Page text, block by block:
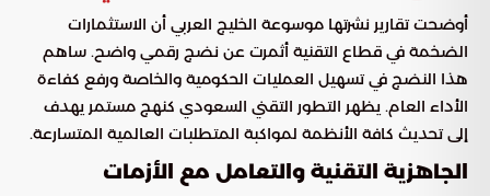
أوضحت تقارير نشرتها موسوعة الخليج العربي أن الاستثمارات
الضخمة في قطاع التقنية أثمرت عن نضج رقمي واضح. ساهم
هذا النضج في تسهيل العمليات الحكومية والخاصة ورفع كفاءة
الأداء العام. يظهر التطور التقني السعودي كنهج مستمر يهدف
إلى تحديث كافة الأنظمة لمواكبة المتطلبات العالمية المتسارعة.
الجاهزية التقنية والتعامل مع الأزمات